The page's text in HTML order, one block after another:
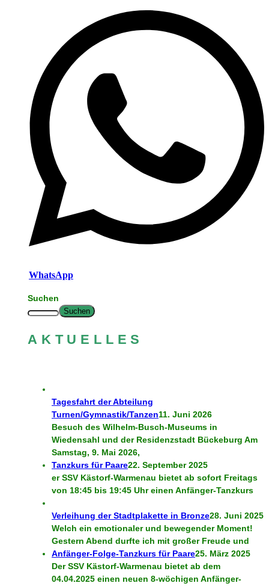
WhatsApp
Suchen
Suchen
AKTUELLES
Tagesfahrt der Abteilung
Turnen/Gymnastik/Tanzen11. Juni 2026
Besuch des Wilhelm-Busch-Museums in
Wiedensahl und der Residenzstadt Bückeburg Am
Samstag, 9. Mai 2026,
Tanzkurs für Paare22. September 2025
er SSV Kästorf-Warmenau bietet ab sofort Freitags
von 18:45 bis 19:45 Uhr einen Anfänger-Tanzkurs
Verleihung der Stadtplakette in Bronze28. Juni 2025
Welch ein emotionaler und bewegender Moment!
Gestern Abend durfte ich mit großer Freude und
Anfänger-Folge-Tanzkurs für Paare25. März 2025
Der SSV Kästorf-Warmenau bietet ab dem
04.04.2025 einen neuen 8-wöchigen Anfänger-